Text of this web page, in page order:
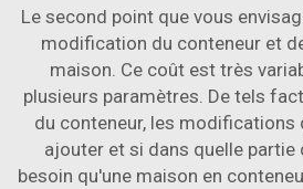
Le second point que vous
modification du conteneur et
maison. Ce coût est très
plusieurs paramètres. De tels
du conteneur, les modifications
ajouter et si dans quelle partie
besoin qu'une maison en